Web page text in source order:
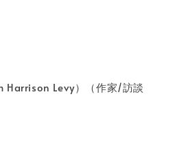
Harrison Levy）（作家/訪談